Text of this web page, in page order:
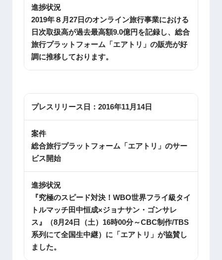
進捗状況
2019年８月27日のオンライン旅行事業における
日次取扱高が過去最高額9.0億円を記録し、総合
旅行プラットフォーム「エアトリ」の販売が好
調に推移しております。
プレスリリース日： 2016年11月14日
案件
総合旅行プラットフォーム「エアトリ」のサー
ビス開始
進捗状況
『究極のスピード対決！WBO世界フライ級タイ
トルマッチ田中恒成×ジョナサン・ゴンサレ
ス』（8月24日（土）16時00分～CBC制作/TBS
系列にて全国生中継）に「エアトリ」が協賛し
ました。